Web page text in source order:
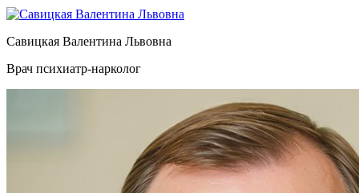
Савицкая Валентина Львовна
Врач психиатр-нарколог